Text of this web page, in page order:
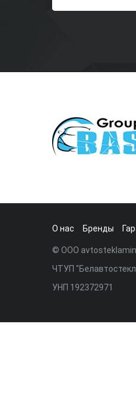
О нас Бренды
© ООО
ЧТУП
УНП 192372971